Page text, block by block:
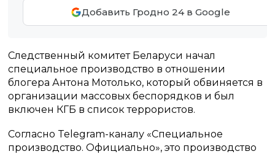
Добавить Гродно 24 в Google
Следственный комитет Беларуси начал
специальное производство в отношении
блогера Антона Мотолько, который обвиняется в
организации массовых беспорядков и был
включен КГБ в список террористов.
Согласно Telegram-каналу «Специальное
производство. Официально», это производство